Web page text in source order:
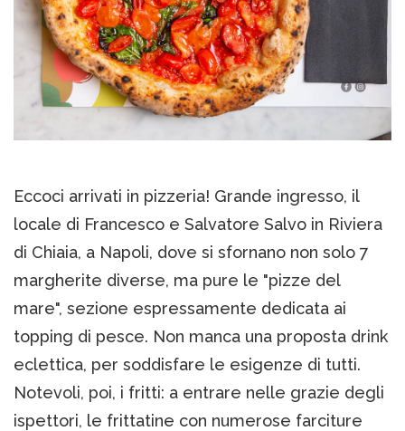
Eccoci arrivati in pizzeria! Grande ingresso, il
locale di Francesco e Salvatore Salvo in Riviera
di Chiaia, a Napoli, dove si sfornano non solo 7
margherite diverse, ma pure le "pizze del
mare", sezione espressamente dedicata ai
topping di pesce. Non manca una proposta drink
eclettica, per soddisfare le esigenze di tutti.
Notevoli, poi, i fritti: a entrare nelle grazie degli
ispettori, le frittatine con numerose farciture